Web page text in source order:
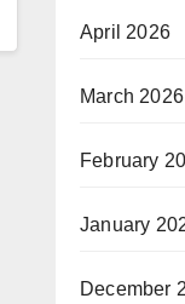
April 2026
March 2026
February
January
December